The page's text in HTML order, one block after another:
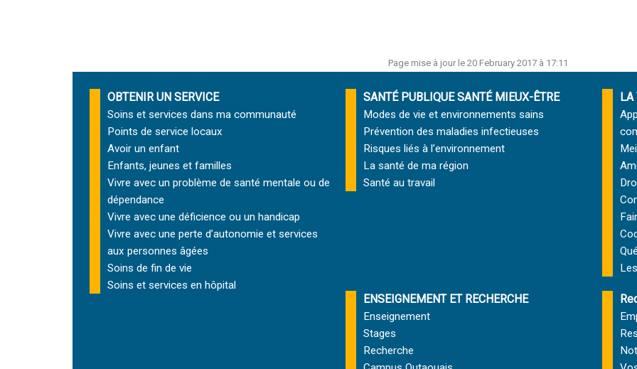
Page mise à jour le 20 February 2017 à 17:11
OBTENIR UN SERVICE
Soins et services dans ma communauté
Points de service locaux
Avoir un enfant
Enfants, jeunes et familles
Vivre avec un problème de santé mentale ou de
dépendance
Vivre avec une déficience ou un handicap
Vivre avec une perte d’autonomie et services
aux personnes âgées
Soins de fin de vie
Soins et services en hôpital
SANTÉ PUBLIQUE SANTÉ MIEUX-ÊTRE
Modes de vie et environnements sains
Prévention des maladies infectieuses
Risques liés à l’environnement
La santé de ma région
Santé au travail
LA
ENSEIGNEMENT ET RECHERCHE
Enseignement
Stages
Recherche